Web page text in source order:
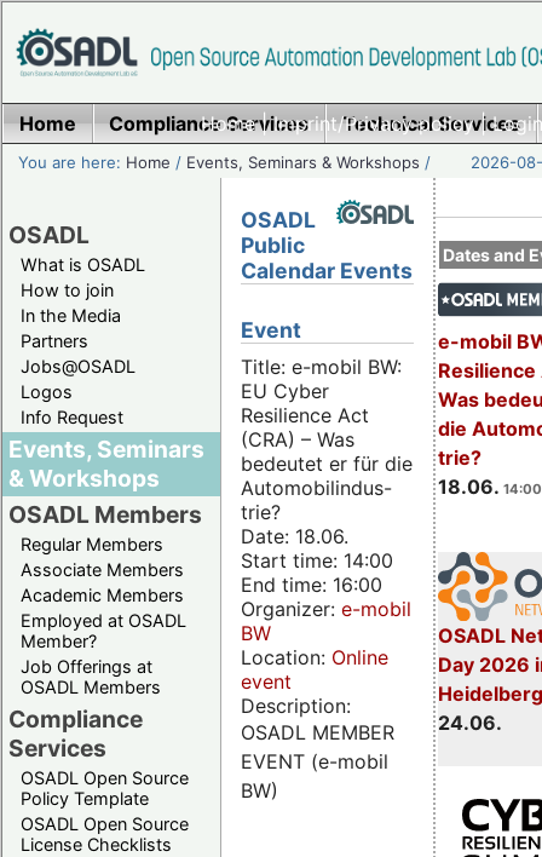
Home|Imprint/Privacy policy|
Home Compliance Services Technical Services
You are here: Home / Events, Seminars & Workshops / 2026-
OSADL
What is OSADL
How to join
In the Media
Partners
Jobs@OSADL
Logos
Info Request
Events, Seminars
& Workshops
OSADL Members
Regular Members
Associate Members
Academic Members
Employed at OSADL
Member?
Job Offerings at
OSADL Members
Compliance
Services
OSADL Open Source
Policy Template
OSADL Open Source
License Checklists
Dates and
e-mobil
Resilience
Was
die
trie?
18.06.
OSADL
Day 2026
24.06.
OSADL
Public
Calendar Events
Event
Title: e-mobil BW:
EU Cyber
Resilience Act
(CRA) – Was
bedeutet er für die
Automobilindus-
trie?
Date: 18.06.
Start time: 14:00
End time: 16:00
Organizer: e-mobil
BW
Location: Online
event
Description:
OSADL MEMBER
EVENT (e-mobil
BW)